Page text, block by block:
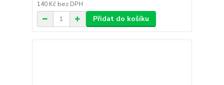
140 Kč bez DPH
Přidat do košíku